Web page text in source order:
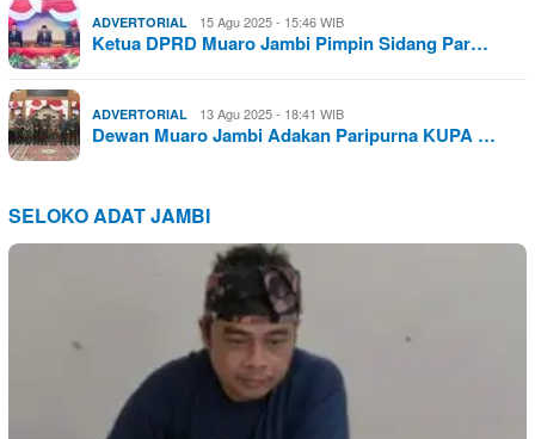
ADVERTORIAL 15 Agu 2025 - 15:46 WIB
Ketua DPRD Muaro Jambi Pimpin Sidang Par…
ADVERTORIAL 13 Agu 2025 - 18:41 WIB
Dewan Muaro Jambi Adakan Paripurna KUPA …
SELOKO ADAT JAMBI